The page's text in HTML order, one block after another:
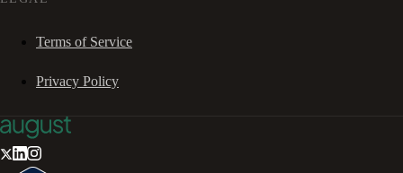
Terms of Service
Privacy Policy